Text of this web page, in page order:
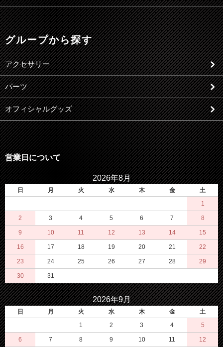
グループから探す
アクセサリー
パーツ
オフィシャルグッズ
営業日について
2026年8月
日 月 火 水 木 金
土
1
2 3 4 5 6 7 8
9 10 11 12 13 14 15
16 17 18 19 20 21 22
23 24 25 26 27 28 29
30 31
2026年9月
日 月 火 水 木 金
土
1
2 3 4 5
6 7 8 9 10 11 12